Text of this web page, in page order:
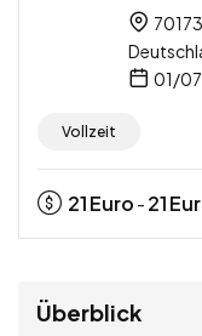
01/
Vollzeit
21Euro - 21
Überblick